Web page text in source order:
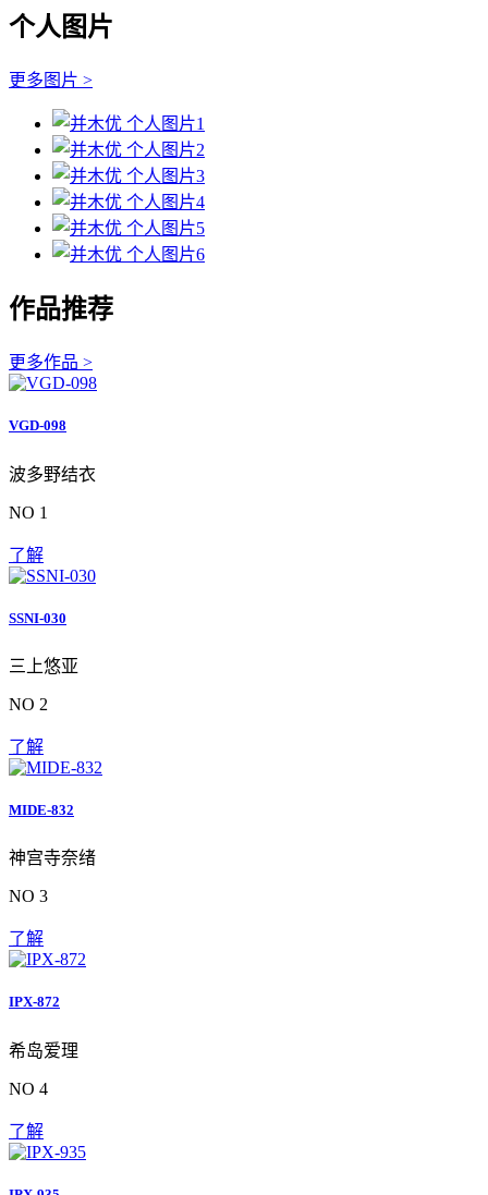
个人图片
更多图片 >
作品推荐
更多作品 >
VGD-098
波多野结衣
NO 1
了解
SSNI-030
三上悠亚
NO 2
了解
MIDE-832
神宫寺奈绪
NO 3
了解
IPX-872
希岛爱理
NO 4
了解